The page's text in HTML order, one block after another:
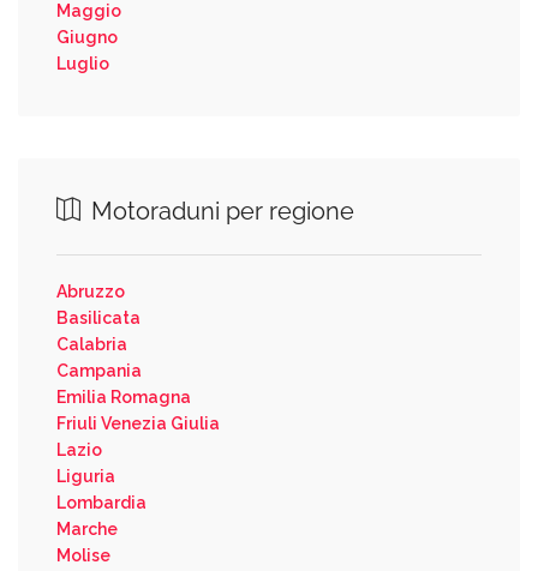
Maggio
Giugno
Luglio
Motoraduni per regione
Abruzzo
Basilicata
Calabria
Campania
Emilia Romagna
Friuli Venezia Giulia
Lazio
Liguria
Lombardia
Marche
Molise